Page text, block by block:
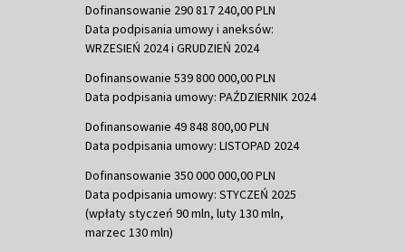
Dofinansowanie 290 817 240,00 PLN
Data podpisania umowy i aneksów:
WRZESIEŃ 2024 i GRUDZIEŃ 2024
Dofinansowanie 539 800 000,00 PLN
Data podpisania umowy: PAŹDZIERNIK 2024
Dofinansowanie 49 848 800,00 PLN
Data podpisania umowy: LISTOPAD 2024
Dofinansowanie 350 000 000,00 PLN
Data podpisania umowy: STYCZEŃ 2025
(wpłaty styczeń 90 mln, luty 130 mln,
marzec 130 mln)